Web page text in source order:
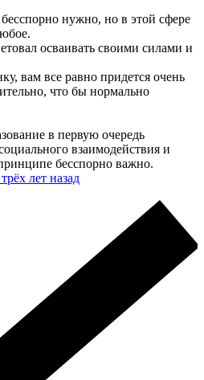
нужно, но в этой сфере
осваивать своими силами и
вам все равно придется очень
что бы нормально
в первую очередь
взаимодействия и
бесспорно важно.
лет назад